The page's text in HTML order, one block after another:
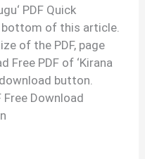
PDF Quick
bottom of this article.
of the PDF, page
Free PDF of ‘Kirana
button.
Download